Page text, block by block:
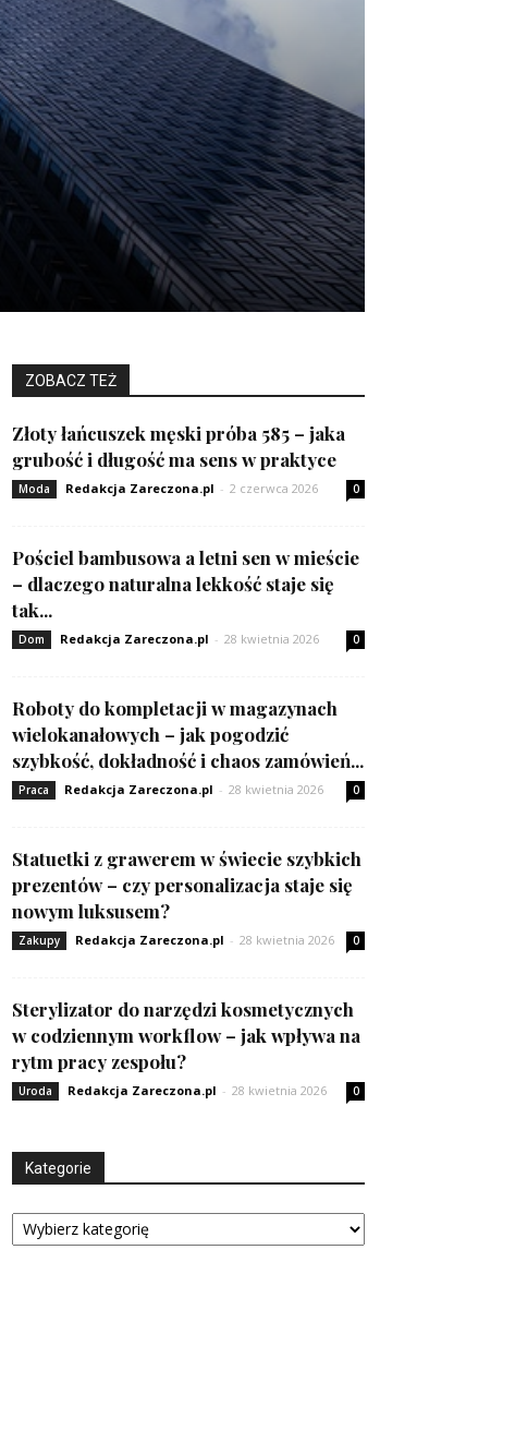
ZOBACZ TEŻ
Złoty łańcuszek męski próba 585 – jaka
grubość i długość ma sens w praktyce
Moda Redakcja Zareczona.pl - 2 czerwca 2026 0
Pościel bambusowa a letni sen w mieście
– dlaczego naturalna lekkość staje się
tak...
Dom Redakcja Zareczona.pl - 28 kwietnia 2026 0
Roboty do kompletacji w magazynach
wielokanałowych – jak pogodzić
szybkość, dokładność i chaos zamówień...
Praca Redakcja Zareczona.pl - 28 kwietnia 2026 0
Statuetki z grawerem w świecie szybkich
prezentów – czy personalizacja staje się
nowym luksusem?
Zakupy Redakcja Zareczona.pl - 28 kwietnia 2026 0
Sterylizator do narzędzi kosmetycznych
w codziennym workflow – jak wpływa na
rytm pracy zespołu?
Uroda Redakcja Zareczona.pl - 28 kwietnia 2026 0
Kategorie
Kategorie